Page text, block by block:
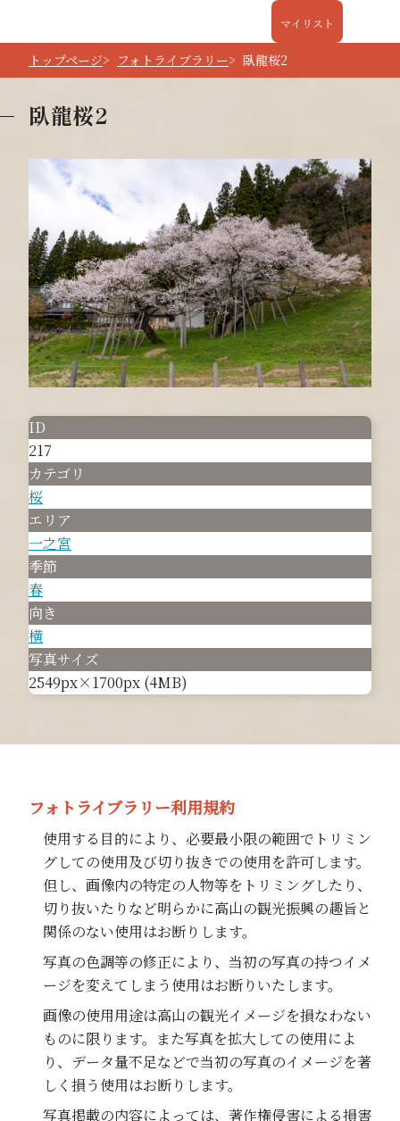
マイリスト
トップページ フォトライブラリー 臥龍桜2
臥龍桜2
ID
217
カテゴリ
桜
エリア
一之宮
季節
春
向き
横
写真サイズ
2549px×1700px (4MB)
フォトライブラリー利用規約
使用する目的により、必要最小限の範囲でトリミン
グしての使用及び切り抜きでの使用を許可します。
但し、画像内の特定の人物等をトリミングしたり、
切り抜いたりなど明らかに高山の観光振興の趣旨と
関係のない使用はお断りします。
写真の色調等の修正により、当初の写真の持つイメ
ージを変えてしまう使用はお断りいたします。
画像の使用用途は高山の観光イメージを損なわない
ものに限ります。また写真を拡大しての使用によ
り、データ量不足などで当初の写真のイメージを著
しく損う使用はお断りします。
写真掲載の内容によっては、著作権侵害による損害